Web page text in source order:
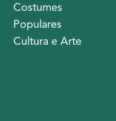
Costumes
Populares
Cultura e Arte